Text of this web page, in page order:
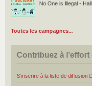
No One is Illegal -
Toutes les campagnes...
Contribuez à
S’inscrire à la liste de diffusion